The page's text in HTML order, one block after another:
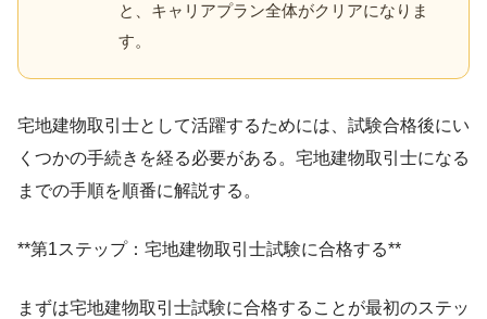
と、キャリアプラン全体がクリアになりま
す。
宅地建物取引士として活躍するためには、試験合格後にい
くつかの手続きを経る必要がある。宅地建物取引士になる
までの手順を順番に解説する。
**第1ステップ：宅地建物取引士試験に合格する**
まずは宅地建物取引士試験に合格することが最初のステッ